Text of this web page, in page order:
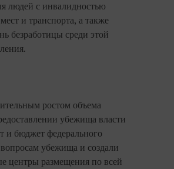
людей с инвалидностью
и транспорта, а также
безработицы среди этой
ростом объема
убежища власти
и бюджет федерального
убежища и создали
центры размещения по всей